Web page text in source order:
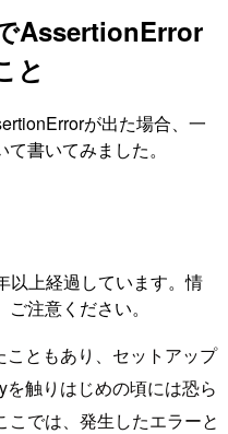
AssertionError
と
が出た場合、一
書いてみました。
以上経過しています。情
注意ください。
ともあり、セットアップ
触りはじめの頃には恐ら
こでは、発生したエラーと